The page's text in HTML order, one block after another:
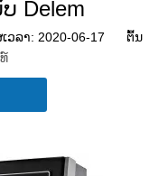
Delem
ວລາ: 2020-06-17 ຕົ້ນ